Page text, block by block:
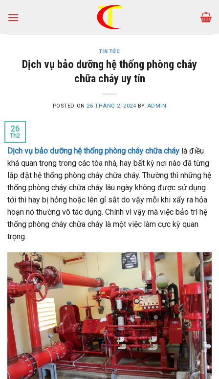
TIN TỨC
Dịch vụ bảo dưỡng hệ thống phòng cháy
chữa cháy uy tín
POSTED ON 26 THÁNG 2, 2024 BY ADMIN
26
Th2
Dịch vụ bảo dưỡng hệ thống phòng cháy chữa cháy là điều
khá quan trọng trong các tòa nhà, hay bất kỳ nơi nào đã từng
lắp đặt hệ thống phòng cháy chữa cháy. Thường thì những hệ
thống phòng cháy chữa cháy lâu ngày không được sử dụng
tới thì hay bị hỏng hoặc lên gỉ sắt do vậy mỗi khi xẩy ra hỏa
hoạn nó thường vô tác dụng. Chính vì vậy mà việc bảo trì hệ
thống phòng cháy chữa cháy là một việc làm cực kỳ quan
trọng.